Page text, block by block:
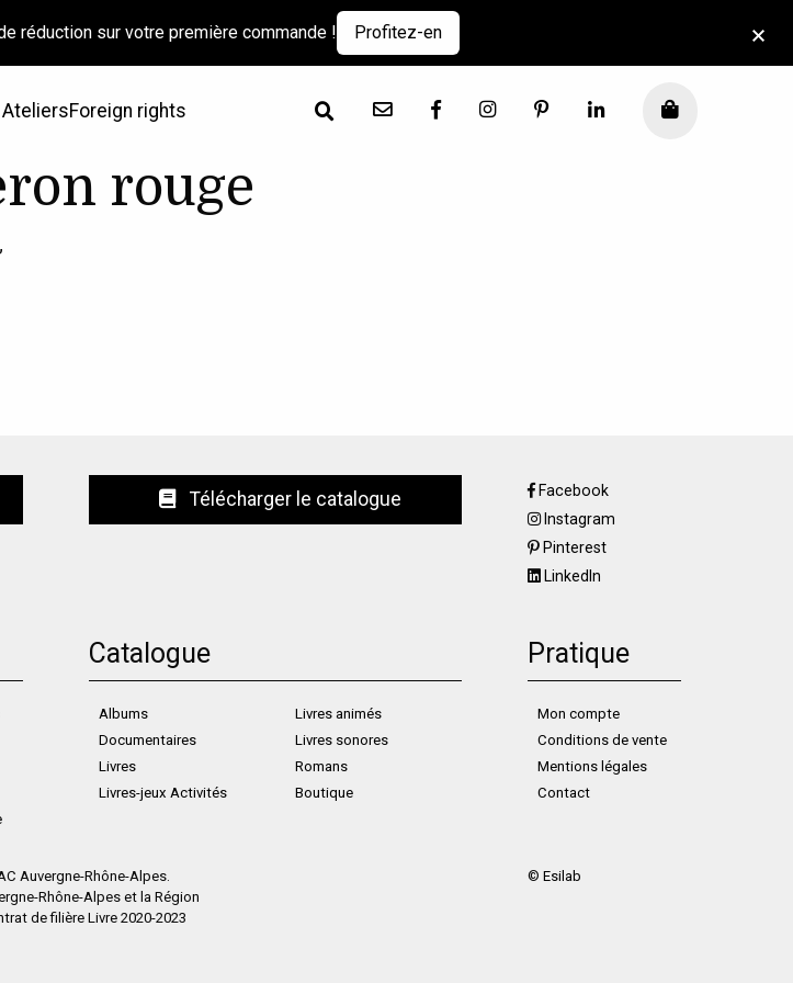
Foreign rights ContactFacebookInstagramPinterestLinkedInMon panier
rouge
Télécharger le catalogue
Facebook
Instagram
Pinterest
LinkedIn
Catalogue
Albums
Documentaires
Livres
Livres-jeux Activités
Livres animés
Livres sonores
Romans
Boutique
Pratique
Mon compte
Conditions de vente
Mentions légales
Contact
Auvergne-Rhône-Alpes.
Rhône-Alpes et la Région
de filière Livre 2020-2023
© Esilab
réduction sur votre première commande ! Profitez-en